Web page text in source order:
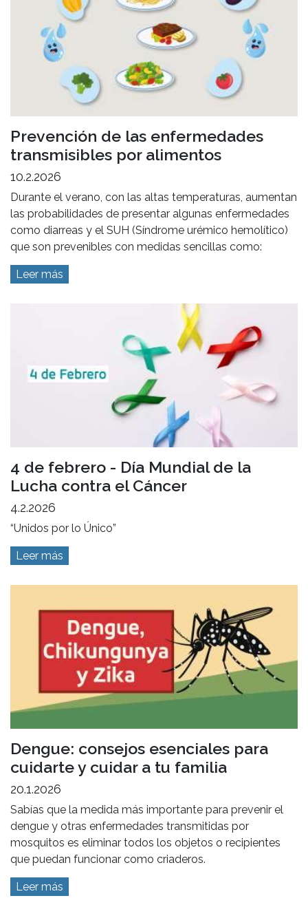
Prevención de las enfermedades
transmisibles por alimentos
10.2.2026
Durante el verano, con las altas temperaturas, aumentan
las probabilidades de presentar algunas enfermedades
como diarreas y el SUH (Síndrome urémico hemolítico)
que son prevenibles con medidas sencillas como:
Leer más
4 de febrero - Día Mundial de la
Lucha contra el Cáncer
4.2.2026
“Unidos por lo Único”
Leer más
Dengue: consejos esenciales para
cuidarte y cuidar a tu familia
20.1.2026
Sabías que la medida más importante para prevenir el
dengue y otras enfermedades transmitidas por
mosquitos es eliminar todos los objetos o recipientes
que puedan funcionar como criaderos.
Leer más